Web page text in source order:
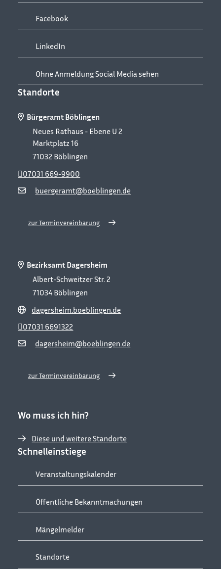
Facebook
LinkedIn
Ohne Anmeldung Social Media sehen
Standorte
Bürgeramt Böblingen
Neues Rathaus - Ebene U 2
Marktplatz 16
71032 Böblingen
buergeramt@boeblingen.de
07031 669-9900
zur Terminvereinbarung
Bezirksamt Dagersheim
Albert-Schweitzer Str. 2
71034 Böblingen
dagersheim.boeblingen.de
dagersheim@boeblingen.de
07031 6691322
zur Terminvereinbarung
Wo muss ich hin?
Diese und weitere Standorte
Schnelleinstiege
Veranstaltungskalender
Öffentliche Bekanntmachungen
Mängelmelder
Standorte